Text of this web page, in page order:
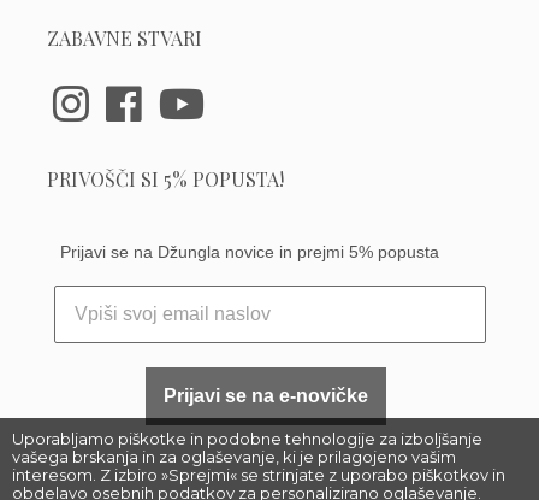
Uporabljamo piškotke in podobne tehnologije za izboljšanje
vašega brskanja in za oglaševanje, ki je prilagojeno vašim
interesom. Z izbiro »Sprejmi« se strinjate z uporabo piškotkov in
obdelavo osebnih podatkov za personalizirano oglaševanje.
ZABAVNE STVARI
PRIVOŠČI SI 5% POPUSTA!
Prijavi se na Džungla novice in prejmi 5% popusta
Prijavi se na e-novičke